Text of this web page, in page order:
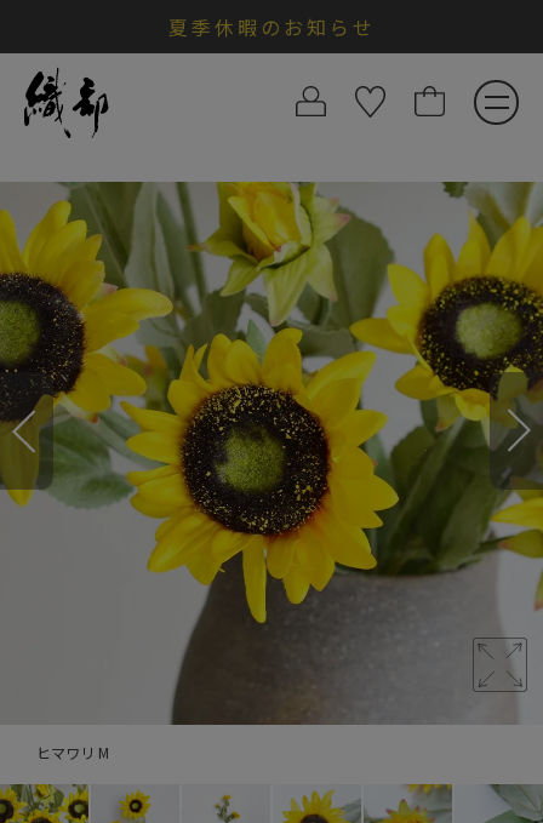
夏季休暇のお知らせ
ヒマワリ M